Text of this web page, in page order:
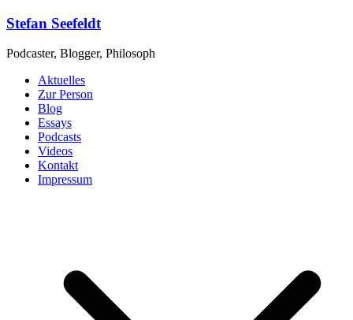
Zum
springen
Stefan Seefeldt
Podcaster, Blogger, Philosoph
Aktuelles
Zur Person
Blog
Essays
Podcasts
Videos
Kontakt
Impressum